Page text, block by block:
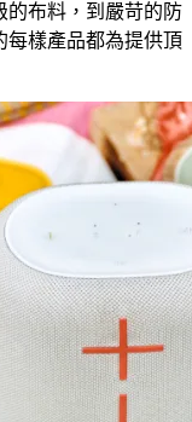
的布料，到嚴苛的防
每樣產品都為提供頂